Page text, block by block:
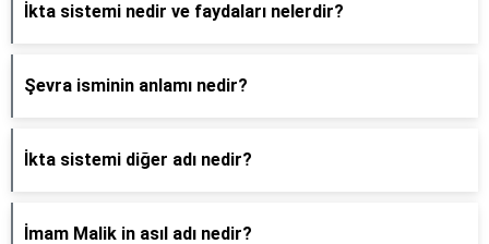
İkta sistemi nedir ve faydaları nelerdir?
Şevra isminin anlamı nedir?
İkta sistemi diğer adı nedir?
İmam Malik in asıl adı nedir?